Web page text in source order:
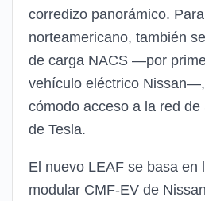
corredizo panorámico.
norteamericano, también
de carga NACS —por
vehículo eléctrico
cómodo acceso a la red
de Tesla.
El nuevo LEAF se basa en
modular CMF-EV de